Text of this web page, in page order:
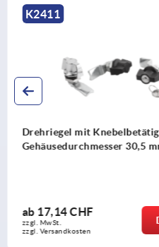
K0529
Kompressions-Drehriegel
ab10,69 CHF
zzgl. MwSt.
zzgl. Versandkosten